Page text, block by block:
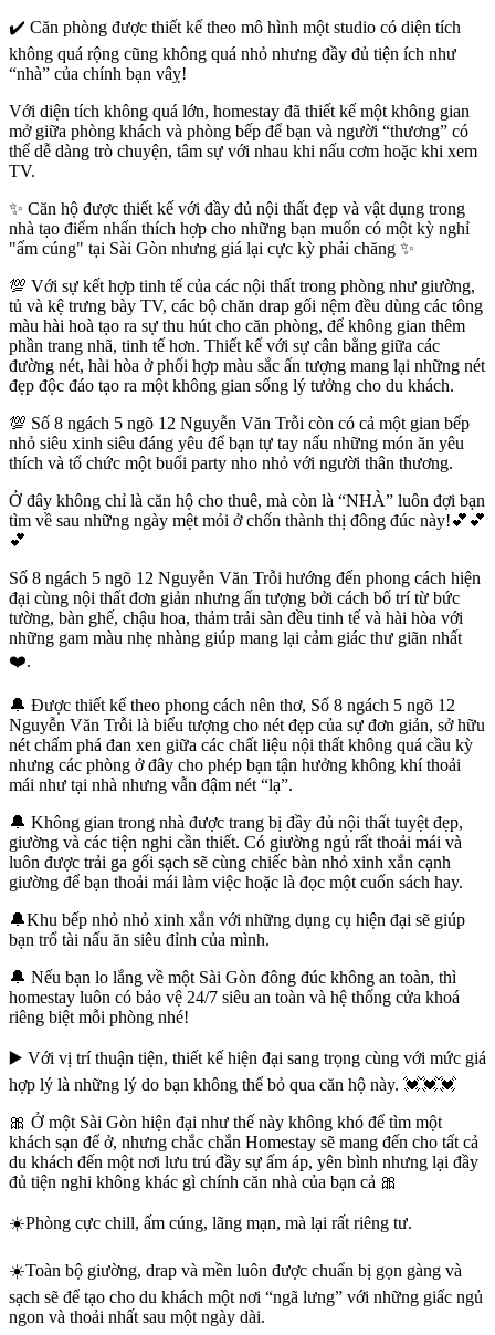
✔️ Căn phòng được thiết kế theo mô hình một studio có diện tích
không quá rộng cũng không quá nhỏ nhưng đầy đủ tiện ích như
“nhà” của chính bạn vâỵ!
Với diện tích không quá lớn, homestay đã thiết kế một không gian
mở giữa phòng khách và phòng bếp để bạn và người “thương” có
thể dễ dàng trò chuyện, tâm sự với nhau khi nấu cơm hoặc khi xem
TV.
✨ Căn hộ được thiết kế với đầy đủ nội thất đẹp và vật dụng trong
nhà tạo điểm nhấn thích hợp cho những bạn muốn có một kỳ nghỉ
"ấm cúng" tại Sài Gòn nhưng giá lại cực kỳ phải chăng ✨
💯 Với sự kết hợp tinh tế của các nội thất trong phòng như giường,
tủ và kệ trưng bày TV, các bộ chăn drap gối nệm đều dùng các tông
màu hài hoà tạo ra sự thu hút cho căn phòng, để không gian thêm
phần trang nhã, tinh tế hơn. Thiết kế với sự cân bằng giữa các
đường nét, hài hòa ở phối hợp màu sắc ấn tượng mang lại những nét
đẹp độc đáo tạo ra một không gian sống lý tưởng cho du khách.
💯 Số 8 ngách 5 ngõ 12 Nguyễn Văn Trỗi còn có cả một gian bếp
nhỏ siêu xinh siêu đáng yêu để bạn tự tay nấu những món ăn yêu
thích và tổ chức một buổi party nho nhỏ với người thân thương.
Ở đây không chỉ là căn hộ cho thuê, mà còn là “NHÀ” luôn đợi bạn
tìm về sau những ngày mệt mỏi ở chốn thành thị đông đúc này!💕💕
💕
Số 8 ngách 5 ngõ 12 Nguyễn Văn Trỗi hướng đến phong cách hiện
đại cùng nội thất đơn giản nhưng ấn tượng bởi cách bố trí từ bức
tường, bàn ghế, chậu hoa, thảm trải sàn đều tinh tế và hài hòa với
những gam màu nhẹ nhàng giúp mang lại cảm giác thư giãn nhất
❤️.
🔔 Được thiết kế theo phong cách nên thơ, Số 8 ngách 5 ngõ 12
Nguyễn Văn Trỗi là biểu tượng cho nét đẹp của sự đơn giản, sở hữu
nét chấm phá đan xen giữa các chất liệu nội thất không quá cầu kỳ
nhưng các phòng ở đây cho phép bạn tận hưởng không khí thoải
mái như tại nhà nhưng vẫn đậm nét “lạ”.
🔔 Không gian trong nhà được trang bị đầy đủ nội thất tuyệt đẹp,
giường và các tiện nghi cần thiết. Có giường ngủ rất thoải mái và
luôn được trải ga gối sạch sẽ cùng chiếc bàn nhỏ xinh xắn cạnh
giường để bạn thoải mái làm việc hoặc là đọc một cuốn sách hay.
🔔Khu bếp nhỏ nhỏ xinh xắn với những dụng cụ hiện đại sẽ giúp
bạn trổ tài nấu ăn siêu đỉnh của mình.
🔔 Nếu bạn lo lắng về một Sài Gòn đông đúc không an toàn, thì
homestay luôn có bảo vệ 24/7 siêu an toàn và hệ thống cửa khoá
riêng biệt mỗi phòng nhé!
▶️ Với vị trí thuận tiện, thiết kế hiện đại sang trọng cùng với mức giá
hợp lý là những lý do bạn không thể bỏ qua căn hộ này. 💓💓💓
🎀 Ở một Sài Gòn hiện đại như thế này không khó để tìm một
khách sạn để ở, nhưng chắc chắn Homestay sẽ mang đến cho tất cả
du khách đến một nơi lưu trú đầy sự ấm áp, yên bình nhưng lại đầy
đủ tiện nghi không khác gì chính căn nhà của bạn cả 🎀
☀️Phòng cực chill, ấm cúng, lãng mạn, mà lại rất riêng tư.
☀️Toàn bộ giường, drap và mền luôn được chuẩn bị gọn gàng và
sạch sẽ để tạo cho du khách một nơi “ngã lưng” với những giấc ngủ
ngon và thoải nhất sau một ngày dài.